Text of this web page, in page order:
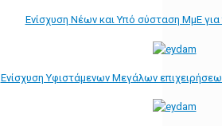
Ενίσχυση Νέων και Υπό σύσταση ΜμΕ
Ενίσχυση Υφιστάμενων Μεγάλων